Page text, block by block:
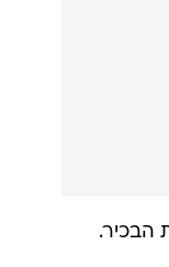
הבכיר.